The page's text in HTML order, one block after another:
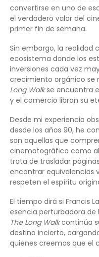
convertirse en uno de
el verdadero valor del
primer fin de semana.
Sin embargo, la realidad
ecosistema donde los
inversiones cada vez
crecimiento orgánico se
Long Walkse encuentra
y el comercio libran su
Desde mi experiencia
desde los años 90, he
son aquellas que
cinematográfico como
trata de trasladar
encontrar equivalencias
respeten el espíritu
El tiempo dirá si Francis
esencia perturbadora de
The Long Walkcontinúa
destino incierto,
quienes creemos que el